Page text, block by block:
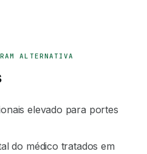
ALTERNATIVA
elevado para portes
do médico tratados em